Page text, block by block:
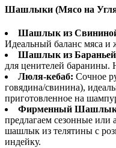
Шашлыки (Мясо на
Шашлык из
Идеальный баланс мяса и
Шашлык из Бараньей
для ценителей баранины.
Люля-кебаб: Сочное
говядина/свинина),
приготовленное на
Фирменный
предлагаем сезонные или
шашлык из телятины с
индейку.